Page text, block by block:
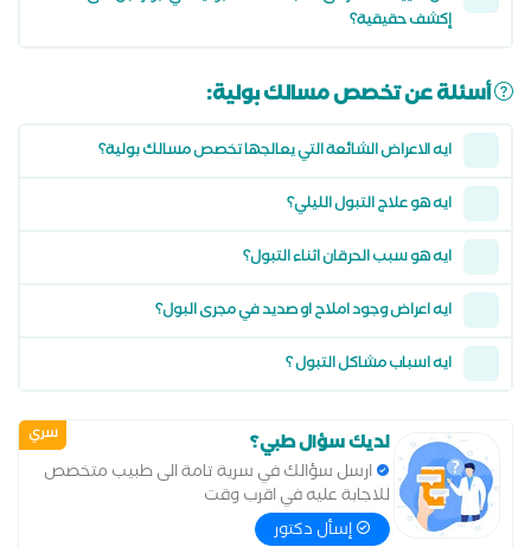
إكشف حقيقية؟
أسئلة عن تخصص مسالك بولية:
ايه الاعراض الشائعة التي يعالجها تخصص مسالك بولية؟
ايه هو علاج التبول الليلي؟
ايه هو سبب الحرقان اثناء التبول؟
ايه اعراض وجود املاح او صديد في مجرى البول؟
ايه اسباب مشاكل التبول ؟
سري لديك سؤال طبي؟
ارسل سؤالك في سرية تامة الى طبيب متخصص
للاجابة عليه في اقرب وقت
إسأل دكتور